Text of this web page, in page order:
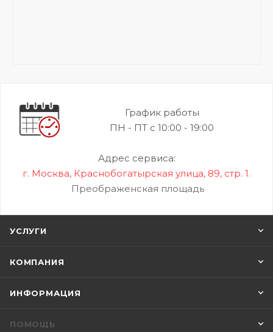
График работы
ПН - ПТ с 10:00 - 19:00
Адрес сервиса:
г. Москва, Краснобогатырская улица, 89, стр. 1.
Преображенская площадь
УСЛУГИ
КОМПАНИЯ
ИНФОРМАЦИЯ
ПОМОЩЬ